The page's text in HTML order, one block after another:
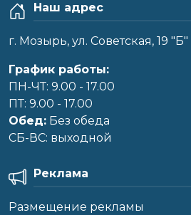
Наш адрес
г. Мозырь, ул. Советская, 19 "Б"
График работы:
ПН-ЧТ: 9.00 - 17.00
ПТ: 9.00 - 17.00
Обед: Без обеда
CБ-ВС: выходной
Реклама
Размещение рекламы